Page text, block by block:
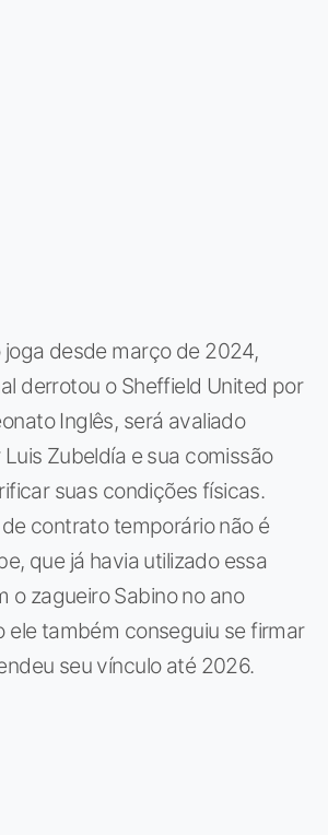
joga desde março de 2024,
derrotou o Sheffield United por
Inglês, será avaliado
Zubeldía e sua comissão
suas condições físicas.
contrato temporário não é
que já havia utilizado essa
o zagueiro Sabino no ano
ele também conseguiu se firmar
seu vínculo até 2026.